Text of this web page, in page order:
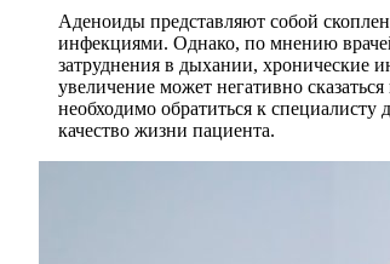
Аденоиды представляют собой
инфекциями. Однако, по мнению
затруднения в дыхании, хронические
увеличение может негативно
необходимо обратиться к
качество жизни пациента.